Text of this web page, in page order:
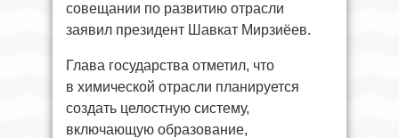
совещании по развитию отрасли
заявил президент Шавкат Мирзиёев.
Глава государства отметил, что
в химической отрасли планируется
создать целостную систему,
включающую образование,